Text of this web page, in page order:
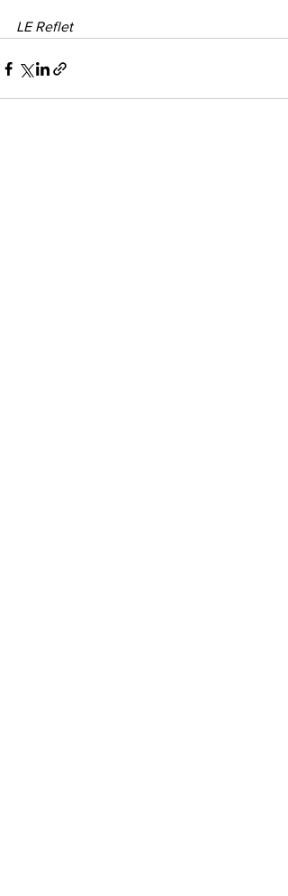
LE Reflet